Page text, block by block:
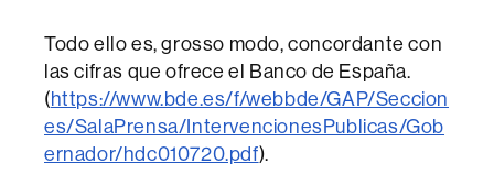
Todo ello es, grosso modo, concordante con
las cifras que ofrece el Banco de España.
(https://www.bde.es/f/webbde/GAP/Seccion
es/SalaPrensa/IntervencionesPublicas/Gob
ernador/hdc010720.pdf).